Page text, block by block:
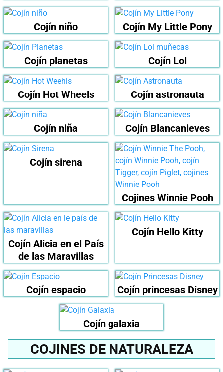
Cojín niño Cojín My Little Pony
Cojín planetas Cojín Lol
Cojín Hot Wheels Cojín astronauta
Cojín niña Cojín Blancanieves
Cojín sirena
Cojines Winnie Pooh
Cojín Alicia en el País
de las Maravillas
Cojín Hello Kitty
Cojín espacio Cojín princesas Disney
Cojín galaxia
COJINES DE NATURALEZA